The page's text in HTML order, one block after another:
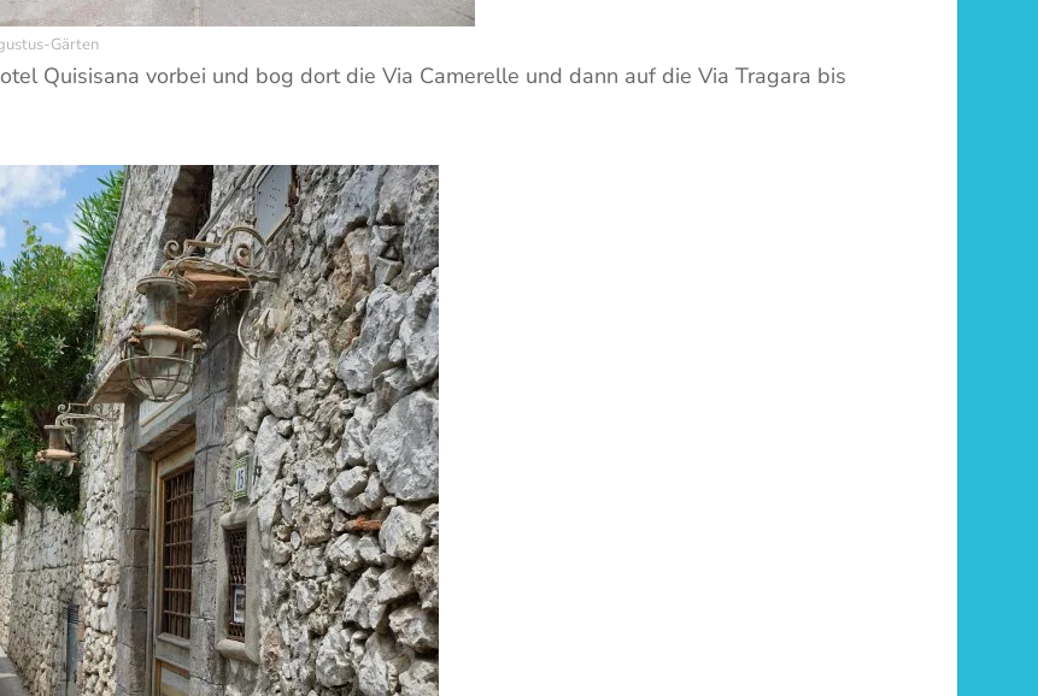
Gärten
Quisisana vorbei und bog dort die Via Camerelle und dann auf die Via Tragara bis